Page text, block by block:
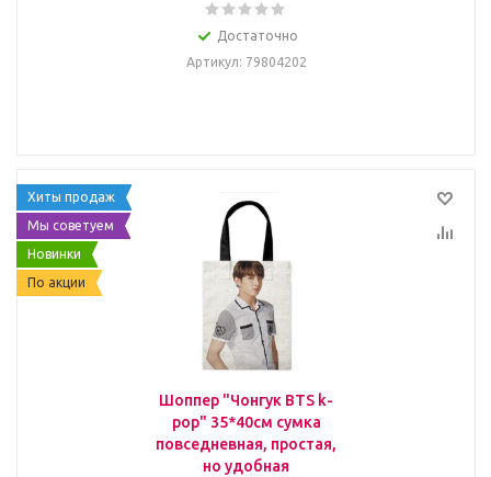
Достаточно
Артикул: 79804202
Хиты продаж
Мы советуем
Новинки
По акции
Шоппер "Чонгук BTS k-
pop" 35*40см сумка
повседневная, простая,
но удобная